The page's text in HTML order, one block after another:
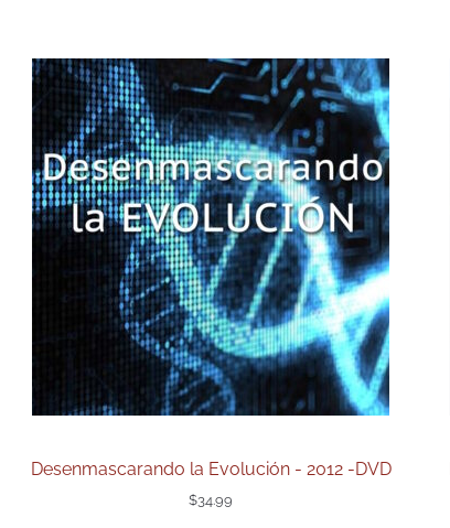
Desenmascarando la Evolución - 2012 -DVD
$34.99